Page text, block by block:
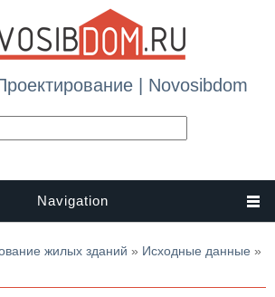
| Novosibdom
Navigation
жилых зданий » Исходные данные »